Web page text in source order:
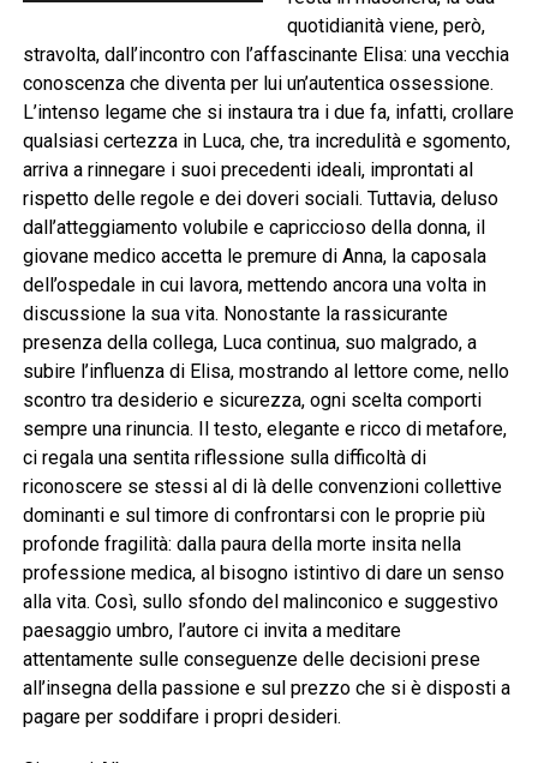
quotidianità viene, però,
stravolta, dall’incontro con l’affascinante Elisa: una vecchia
conoscenza che diventa per lui un’autentica ossessione.
L’intenso legame che si instaura tra i due fa, infatti, crollare
qualsiasi certezza in Luca, che, tra incredulità e sgomento,
arriva a rinnegare i suoi precedenti ideali, improntati al
rispetto delle regole e dei doveri sociali. Tuttavia, deluso
dall’atteggiamento volubile e capriccioso della donna, il
giovane medico accetta le premure di Anna, la caposala
dell’ospedale in cui lavora, mettendo ancora una volta in
discussione la sua vita. Nonostante la rassicurante
presenza della collega, Luca continua, suo malgrado, a
subire l’influenza di Elisa, mostrando al lettore come, nello
scontro tra desiderio e sicurezza, ogni scelta comporti
sempre una rinuncia. Il testo, elegante e ricco di metafore,
ci regala una sentita riflessione sulla difficoltà di
riconoscere se stessi al di là delle convenzioni collettive
dominanti e sul timore di confrontarsi con le proprie più
profonde fragilità: dalla paura della morte insita nella
professione medica, al bisogno istintivo di dare un senso
alla vita. Così, sullo sfondo del malinconico e suggestivo
paesaggio umbro, l’autore ci invita a meditare
attentamente sulle conseguenze delle decisioni prese
all’insegna della passione e sul prezzo che si è disposti a
pagare per soddifare i propri desideri.